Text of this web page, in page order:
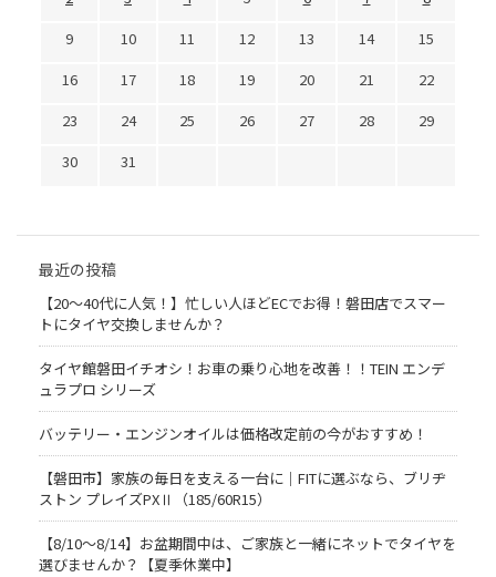
9
10 11 12 13 14
15
16
17 18 19 20 21
22
23
24 25 26 27 28
29
30
31
最近の投稿
【20〜40代に人気！】忙しい人ほどECでお得！磐田店でスマー
トにタイヤ交換しませんか？
タイヤ館磐田イチオシ！お車の乗り心地を改善！！TEIN エンデ
ュラプロ シリーズ
バッテリー・エンジンオイルは価格改定前の今がおすすめ！
【磐田市】家族の毎日を支える一台に｜FITに選ぶなら、ブリヂ
ストン プレイズPXⅡ（185/60R15）
【8/10～8/14】お盆期間中は、ご家族と一緒にネットでタイヤを
選びませんか？【夏季休業中】